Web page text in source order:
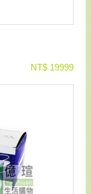
NT$ 19999